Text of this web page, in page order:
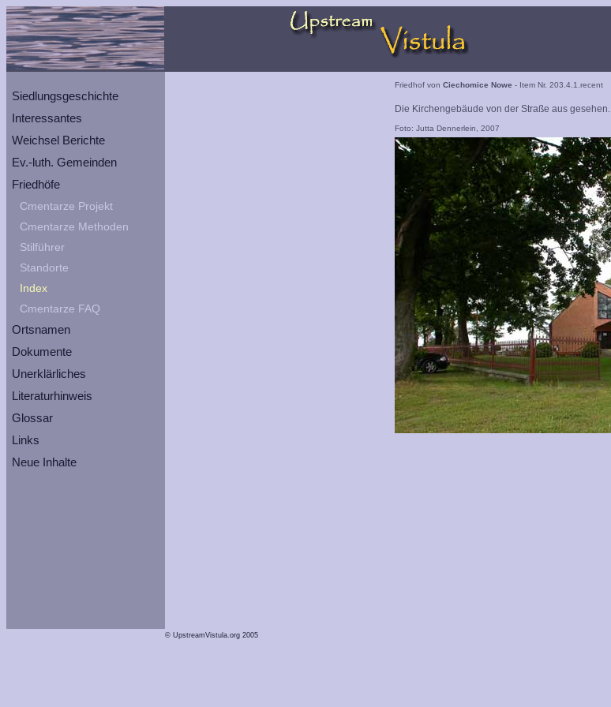
Siedlungsgeschichte
Interessantes
Weichsel Berichte
Ev.-luth. Gemeinden
Friedhöfe
Cmentarze Projekt
Cmentarze Methoden
Stilführer
Standorte
Index
Cmentarze FAQ
Ortsnamen
Dokumente
Unerklärliches
Literaturhinweis
Glossar
Links
Neue Inhalte
Friedhof von Ciechomice Nowe - Item Nr. 203.4.1.recent
Die Kirchengebäude von der Straße aus gesehen.
Foto: Jutta Dennerlein, 2007
© UpstreamVistula.org 2005